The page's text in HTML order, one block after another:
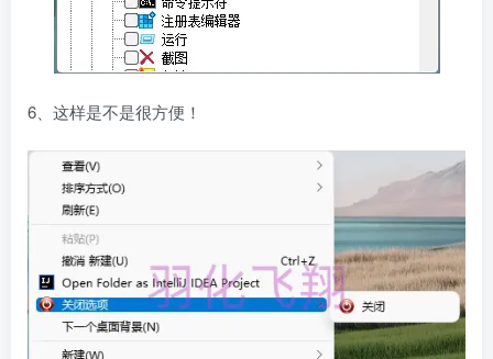
6、这样是不是很方便！